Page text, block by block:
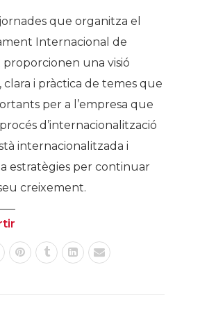
que organitza el
Internacional de
una visió
clara i pràctica de temes que
per a l’empresa que
d’internacionalització
internacionalitzada i
estratègies per continuar
creixement.